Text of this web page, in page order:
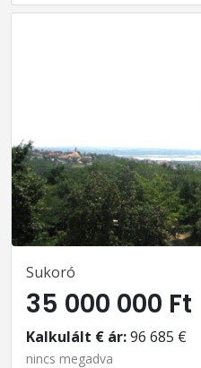
Sukoró
35 000 000 Ft
Kalkulált € ár:96 685 €
nincs megadva